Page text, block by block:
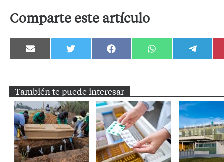
Comparte este artículo
Compartir
en
Compartir
en
Compartir
en
Compartir
en
Compartir
en
También te puede interesar